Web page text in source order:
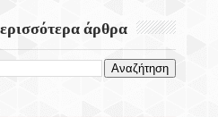
άρθρα